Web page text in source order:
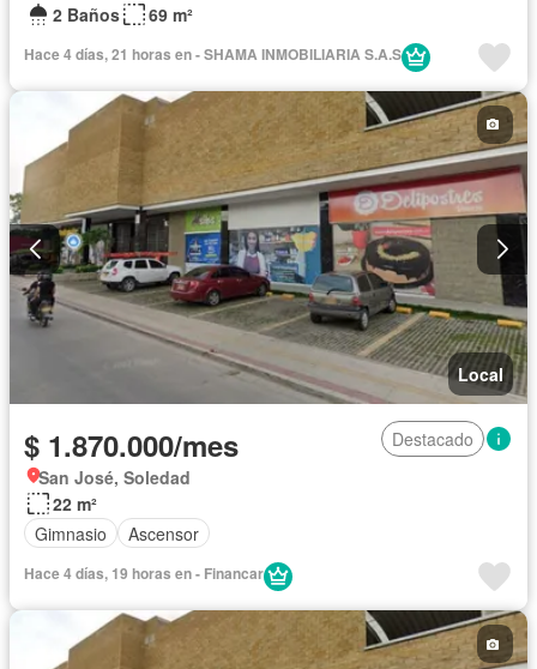
2 Baños
69 m²
Hace 4 días, 21 horas en - SHAMA INMOBILIARIA S.A.S
Local
$ 1.870.000/mes
Destacado
San José, Soledad
22 m²
Gimnasio
Ascensor
Hace 4 días, 19 horas en - Financar